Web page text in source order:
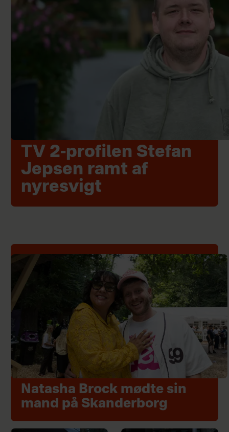
TV 2-profilen Stefan
Jepsen ramt af
nyresvigt
Natasha Brock mødte sin
mand på Skanderborg